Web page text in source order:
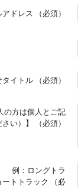
アドレス （必須）
タイトル （必須）
の方は個人とご記
さい）】
（必須）
：ロングトラ
トトラック
（必